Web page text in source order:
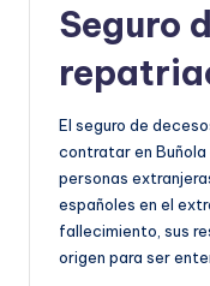
Seguro
El seguro de
contratar en
personas
españoles en el
fallecimiento, sus
origen para ser